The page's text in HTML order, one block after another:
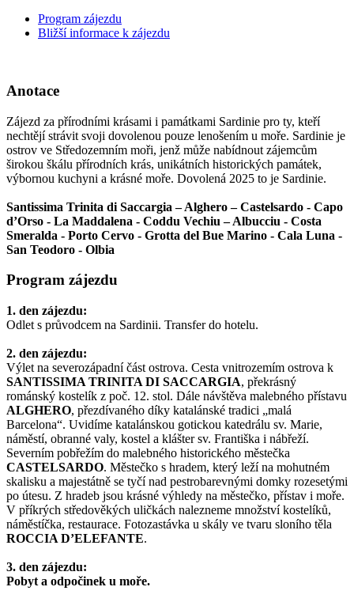
Program zájezdu
Bližší informace k zájezdu
Anotace
Zájezd za přírodními krásami i památkami Sardinie pro ty, kteří
nechtějí strávit svoji dovolenou pouze lenošením u moře. Sardinie je
ostrov ve Středozemním moři, jenž může nabídnout zájemcům
širokou škálu přírodních krás, unikátních historických památek,
výbornou kuchyni a krásné moře. Dovolená 2025 to je Sardinie.
Santissima Trinita di Saccargia – Alghero – Castelsardo - Capo
d’Orso - La Maddalena - Coddu Vechiu – Albucciu - Costa
Smeralda - Porto Cervo - Grotta del Bue Marino - Cala Luna -
San Teodoro - Olbia
Program zájezdu
1. den zájezdu:
Odlet s průvodcem na Sardinii. Transfer do hotelu.
2. den zájezdu:
Výlet na severozápadní část ostrova. Cesta vnitrozemím ostrova k
SANTISSIMA TRINITA DI SACCARGIA, překrásný
románský kostelík z poč. 12. stol. Dále návštěva malebného přístavu
ALGHERO, přezdívaného díky katalánské tradici „malá
Barcelona“. Uvidíme katalánskou gotickou katedrálu sv. Marie,
náměstí, obranné valy, kostel a klášter sv. Františka i nábřeží.
Severním pobřežím do malebného historického městečka
CASTELSARDO. Městečko s hradem, který leží na mohutném
skalisku a majestátně se tyčí nad pestrobarevnými domky rozesetými
po útesu. Z hradeb jsou krásné výhledy na městečko, přístav i moře.
V příkrých středověkých uličkách nalezneme množství kostelíků,
náměstíčka, restaurace. Fotozastávka u skály ve tvaru sloního těla
ROCCIA D’ELEFANTE.
3. den zájezdu:
Pobyt a odpočinek u moře.